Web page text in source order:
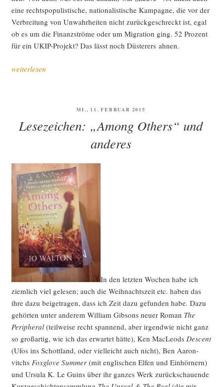
eine rechts­po­pu­lis­ti­sche, natio­na­lis­ti­sche Kam­pa­gne, die vor der
Ver­brei­tung von Unwahr­hei­ten nicht zurück­ge­schreckt ist, egal
ob es um die Finanz­strö­me oder um Migra­ti­on ging. 52 Pro­zent
für ein UKIP-Pro­jekt? Das lässt noch Düs­te­rers ahnen.
„Die
mun­
weiterlesen
VERÖFFENTLICHT
MI., 11. FEBRUAR 2015
Lesezeichen: „Among Others“ und
anderes
In den letz­ten Wochen habe ich
ziem­lich viel gele­sen; auch die Weih­nachts­zeit etc. haben das
ihre dazu bei­getra­gen, dass ich Zeit dazu gefun­den habe. Dazu
gehör­ten unter ande­rem Wil­liam Gib­sons neu­er Roman The
Peri­phe­ral(teil­wei­se recht span­nend, aber irgend­wie nicht ganz
so groß­ar­tig, wie ich das erwar­tet hät­te), Ken MacLeods Des­cent
(Ufos ins Schott­land, oder viel­leicht auch nicht), Ben Aaron­
vitchs Fox­glove Sum­mer(mit eng­li­schen Elfen und Ein­hör­nern)
und Ursu­la K. Le Guins über ihr gan­zes Werk zurück­schau­en­de